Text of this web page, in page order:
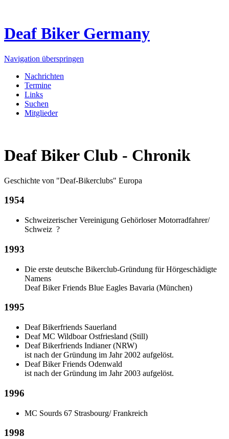
Deaf Biker Germany
Navigation überspringen
Nachrichten
Termine
Links
Suchen
Mitglieder
Deaf Biker Club - Chronik
Geschichte von "Deaf-Bikerclubs" Europa
1954
Schweizerischer Vereinigung Gehörloser Motorradfahrer/
Schweiz ?
1993
Die erste deutsche Bikerclub-Gründung für Hörgeschädigte
Namens
Deaf Biker Friends Blue Eagles Bavaria (München)
1995
Deaf Bikerfriends Sauerland
Deaf MC Wildboar Ostfriesland (Still)
Deaf Bikerfriends Indianer (NRW)
ist nach der Gründung im Jahr 2002 aufgelöst.
Deaf Biker Friends Odenwald
ist nach der Gründung im Jahr 2003 aufgelöst.
1996
MC Sourds 67 Strasbourg/ Frankreich
1998